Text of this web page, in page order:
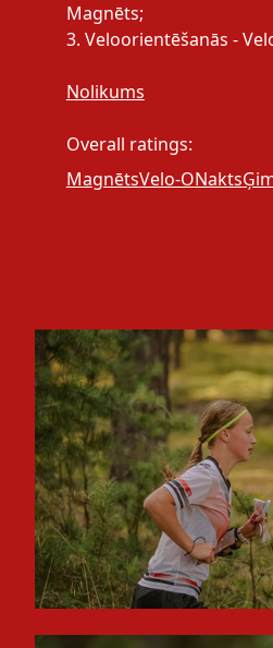
Magnēts;
3. Veloorientēšanās -
Nolikums
Overall ratings:
MagnētsVelo-ONakts